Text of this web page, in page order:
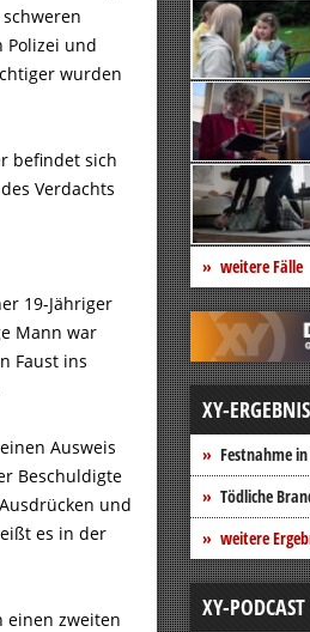
Polizei und
wurden
befindet sich
Verdachts
19-Jähriger
Mann war
Faust ins
Ausweis
Beschuldigte
und
es in der
einen zweiten
weitere Fälle
XY-
Festnahme
Tödliche
weitere
XY-PODCAST